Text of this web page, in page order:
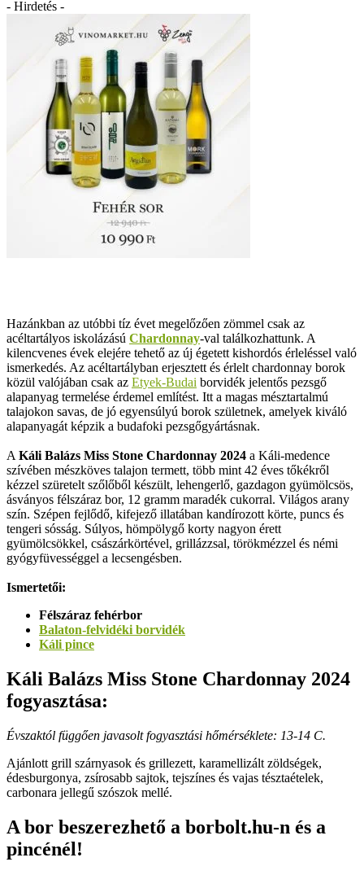
- Hirdetés -
Hazánkban az utóbbi tíz évet megelőzően zömmel csak az
acéltartályos iskolázású Chardonnay-val találkozhattunk. A
kilencvenes évek elejére tehető az új égetett kishordós érleléssel való
ismerkedés. Az acéltartályban erjesztett és érlelt chardonnay borok
közül valójában csak az Etyek-Budai borvidék jelentős pezsgő
alapanyag termelése érdemel említést. Itt a magas mésztartalmú
talajokon savas, de jó egyensúlyú borok születnek, amelyek kiváló
alapanyagát képzik a budafoki pezsgőgyártásnak.
A Káli Balázs Miss Stone Chardonnay 2024 a Káli-medence
szívében mészköves talajon termett, több mint 42 éves tőkékről
kézzel szüretelt szőlőből készült, lehengerlő, gazdagon gyümölcsös,
ásványos félszáraz bor, 12 gramm maradék cukorral. Világos arany
szín. Szépen fejlődő, kifejező illatában kandírozott körte, puncs és
tengeri sósság. Súlyos, hömpölygő korty nagyon érett
gyümölcsökkel, császárkörtével, grillázzsal, törökmézzel és némi
gyógyfüvességgel a lecsengésben.
Ismertetői:
Félszáraz fehérbor
Balaton-felvidéki borvidék
Káli pince
Káli Balázs Miss Stone Chardonnay 2024
fogyasztása:
Évszaktól függően javasolt fogyasztási hőmérséklete: 13-14 C.
Ajánlott grill szárnyasok és grillezett, karamellizált zöldségek,
édesburgonya, zsírosabb sajtok, tejszínes és vajas tésztaételek,
carbonara jellegű szószok mellé.
A bor beszerezhető a borbolt.hu-n és a
pincénél!